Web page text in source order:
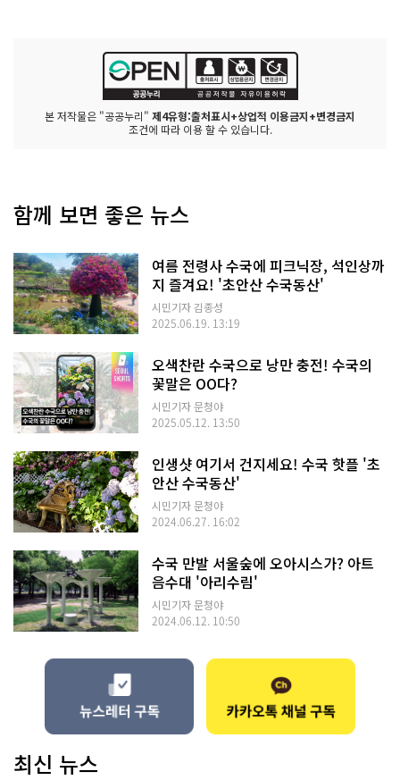
본 저작물은 "공공누리" 제4유형:출처표시+상업적 이용금지+변경금지
조건에 따라 이용 할 수 있습니다.
함께 보면 좋은 뉴스
여름 전령사 수국에 피크닉장, 석인상까
지 즐겨요! '초안산 수국동산'
시민기자 김종성
2025.06.19. 13:19
오색찬란 수국으로 낭만 충전! 수국의
꽃말은 OO다?
시민기자 문청야
2025.05.12. 13:50
인생샷 여기서 건지세요! 수국 핫플 '초
안산 수국동산'
시민기자 문청야
2024.06.27. 16:02
수국 만발 서울숲에 오아시스가? 아트
음수대 '아리수림'
시민기자 문청야
2024.06.12. 10:50
최신 뉴스